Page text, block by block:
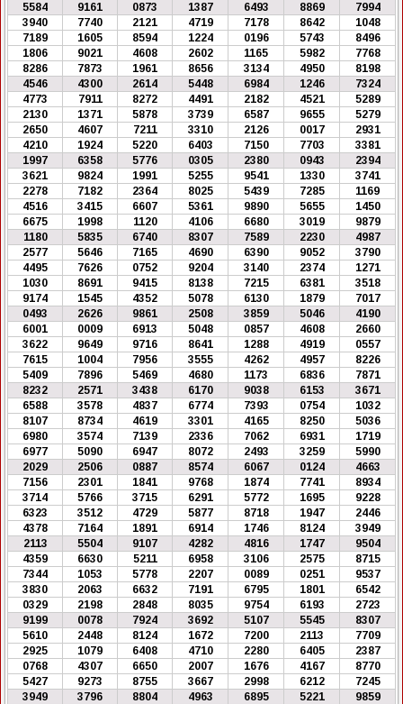
5584 9161 0873 1387 6493 8869
7994
3940
7740 2121 4719 7178 8642
1048
7189
1605 8594 1224 0196 5743
8496
1806
9021 4608 2602 1165 5982
7768
8286
7873 1961 8656 3134 4950
8198
4546
4300 2614 5448 6984 1246
7324
4773
7911 8272 4491 2182 4521
5289
2130
1371 5878 3739 6587 9655
5279
2650
4607 7211 3310 2126 0017
2931
4210
1924 5220 6403 7150 7703
3381
1997
6358 5776 0305 2380 0943
2394
3621
9824 1991 5255 9541 1330
3741
2278
7182 2364 8025 5439 7285
1169
4516
3415 6607 5361 9890 5655
1450
6675
1998 1120 4106 6680 3019
9879
1180
5835 6740 8307 7589 2230
4987
2577
5646 7165 4690 6390 9052
3790
4495
7626 0752 9204 3140 2374
1271
1030
8691 9415 8138 7215 6381
3518
9174
1545 4352 5078 6130 1879
7017
0493
2626 9861 2508 3859 5046
4190
6001
0009 6913 5048 0857 4608
2660
3622
9649 9716 8641 1288 4919
0557
7615
1004 7956 3555 4262 4957
8226
5409
7896 5469 4680 1173 6836
7871
8232
2571 3438 6170 9038 6153
3671
6588
3578 4837 6774 7393 0754
1032
8107
8734 4619 3301 4165 8250
5036
6980
3574 7139 2336 7062 6931
1719
6977
5090 6947 8072 2493 3259
5990
2029
2506 0887 8574 6067 0124
4663
7156
2301 1841 9768 1874 7741
8934
3714
5766 3715 6291 5772 1695
9228
6323
3512 4729 5877 8718 1947
2446
4378
7164 1891 6914 1746 8124
3949
2113
5504 9107 4282 4816 1747
9504
4359
6630 5211 6958 3106 2575
8715
7344
1053 5778 2207 0089 0251
9537
3830
2063 6632 7191 6795 1801
6542
0329
2198 2848 8035 9754 6193
2723
9199
0078 7924 3692 5107 5545
8307
5610
2448 8124 1672 7200 2113
7709
2925
1079 6408 4710 2280 6405
2387
0768
4307 6650 2007 1676 4167
8770
5427
9273 8755 3667 2998 6212
7245
3949
3796 8804 4963 6895 5221
9859